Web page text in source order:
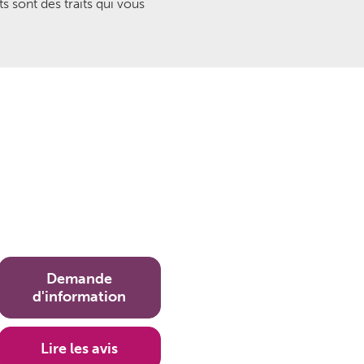
sont des traits qui vous
Demande
d'information
Lire les avis